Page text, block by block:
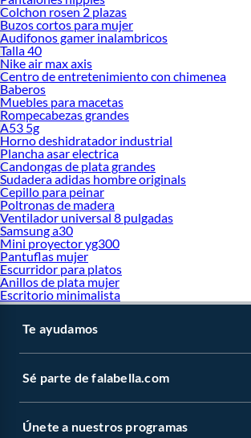
Colchon rosen 2 plazas
Buzos cortos para mujer
Audifonos gamer inalambricos
Talla 40
Nike air max axis
Centro de entretenimiento con chimenea
Baberos
Muebles para macetas
Rompecabezas grandes
A53 5g
Horno deshidratador industrial
Plancha asar electrica
Candongas de plata grandes
Sudadera adidas hombre originals
Cepillo para peinar
Poltronas de madera
Ventilador universal 8 pulgadas
Samsung a30
Mini proyector yg300
Pantuflas mujer
Escurridor para platos
Anillos de plata mujer
Escritorio minimalista
Te ayudamos
Sé parte de falabella.com
Únete a nuestros programas